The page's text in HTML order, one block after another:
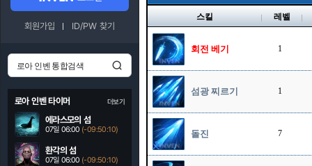
회원가입 ID/PW 찾기
로아 인벤 타이머 더보기
에라스모의 섬
07일 06:00 (-09:50:09)
환각의 섬
07일 06:00 (-09:50:09)
스킬 레벨
회전 베기 1
섬광 찌르기 1
돌진 7